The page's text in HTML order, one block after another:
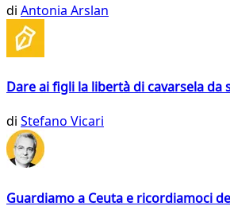
di Antonia Arslan
Dare ai figli la libertà di cavarsela da
di Stefano Vicari
Guardiamo a Ceuta e ricordiamoci